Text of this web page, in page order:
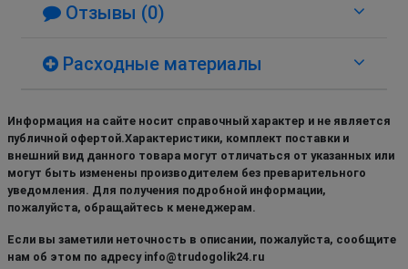
Отзывы (0)
Расходные материалы
Информация на сайте носит справочный характер и не является
публичной офертой.Характеристики, комплект поставки и
внешний вид данного товара могут отличаться от указанных или
могут быть изменены производителем без преварительного
уведомления. Для получения подробной информации,
пожалуйста, обращайтесь к менеджерам.
Если вы заметили неточность в описании, пожалуйста, сообщите
нам об этом по адресу info@trudogolik24.ru